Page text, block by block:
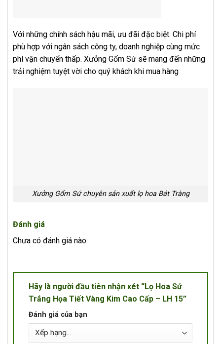
Với những chính sách hậu mãi, ưu đãi đặc biệt. Chi phí
phù hợp với ngân sách công ty, doanh nghiệp cùng mức
phí vận chuyển thấp. Xưởng Gốm Sứ sẽ mang đến những
trải nghiệm tuyệt vời cho quý khách khi mua hàng
Xưởng Gốm Sứ chuyên sản xuất lọ hoa Bát Tràng
Đánh giá
Chưa có đánh giá nào.
Hãy là người đầu tiên nhận xét “Lọ Hoa Sứ
Trắng Họa Tiết Vàng Kim Cao Cấp – LH 15”
Đánh giá của bạn